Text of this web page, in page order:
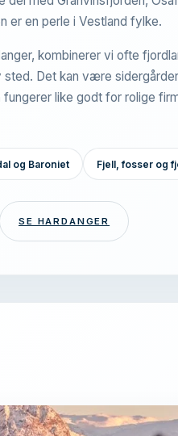
er en perle i Vestland fylke.
kombinerer vi ofte
Det kan være
like godt for rolige
og Baroniet Fjell, fosser og
SE HARDANGER